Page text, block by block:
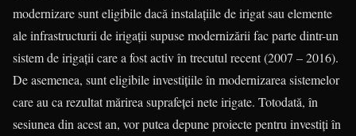
modernizare sunt eligibile dacă instalațiile de irigat sau elemente
ale infrastructurii de irigații supuse modernizării fac parte dintr-un
sistem de irigații care a fost activ în trecutul recent (2007 – 2016).
De asemenea, sunt eligibile investițiile în modernizarea sistemelor
care au ca rezultat mărirea suprafeței nete irigate. Totodată, în
sesiunea din acest an, vor putea depune proiecte pentru investiți în